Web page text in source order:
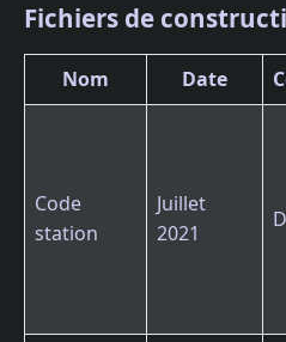
Fichiers de
Nom Date
Code
station
Juillet
2021